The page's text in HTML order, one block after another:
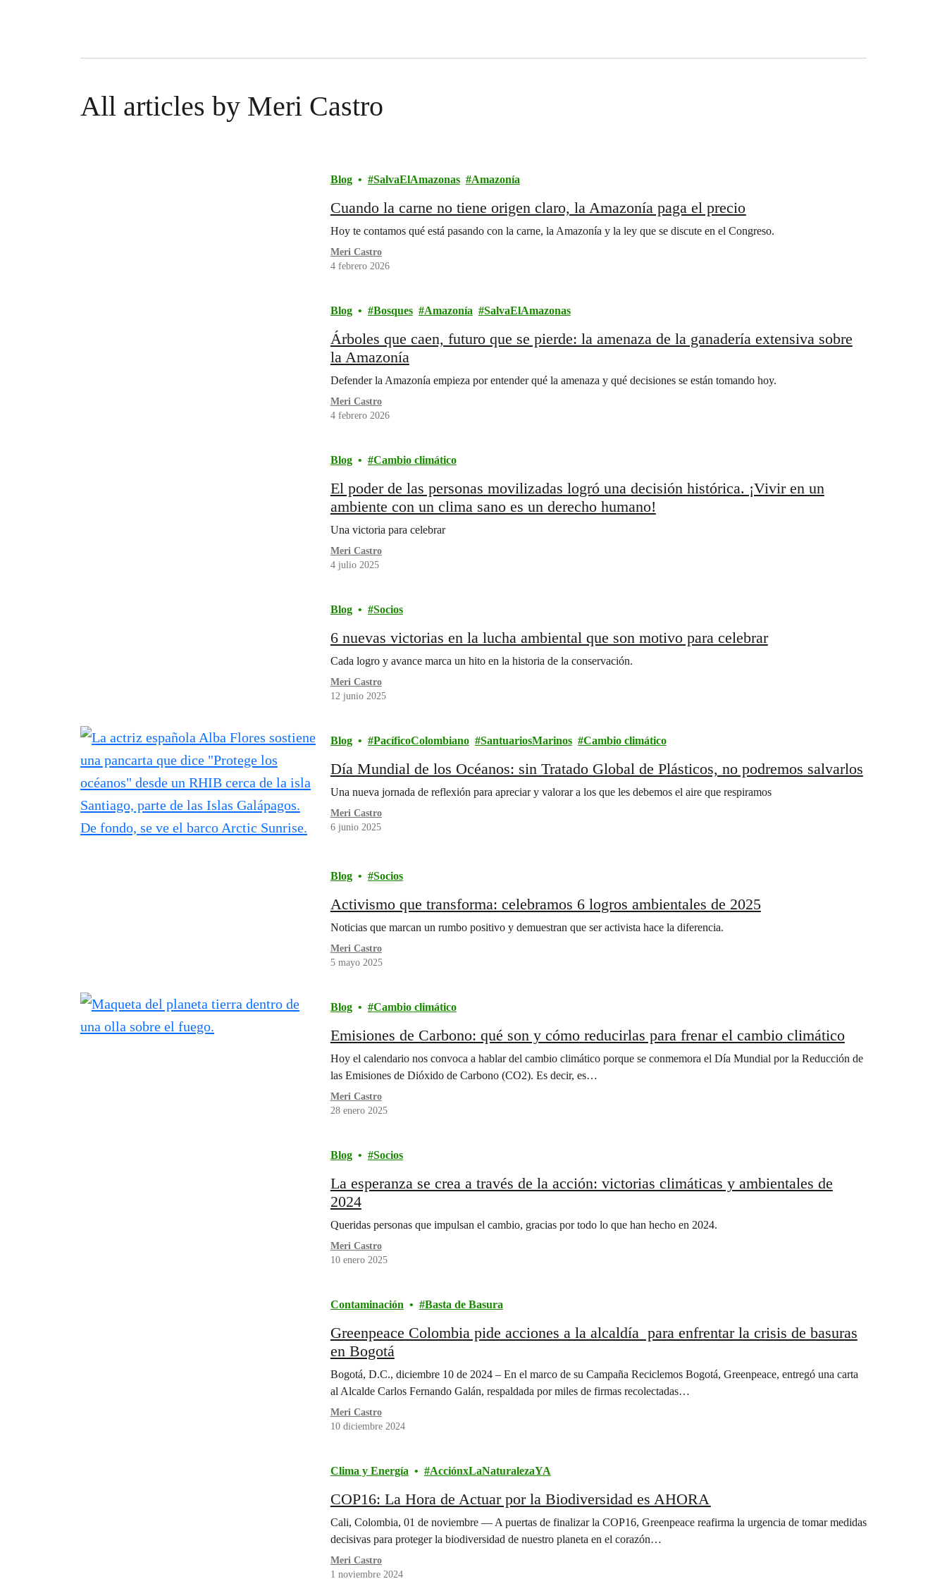
All articles by Meri Castro
Blog SalvaElAmazonas Amazonía
Cuando la carne no tiene origen claro, la Amazonía paga el precio
Hoy te contamos qué está pasando con la carne, la Amazonía y la ley que se discute en el Congreso.
Meri Castro
4 febrero 2026
Blog Bosques Amazonía SalvaElAmazonas
Árboles que caen, futuro que se pierde: la amenaza de la ganadería extensiva sobre
la Amazonía
Defender la Amazonía empieza por entender qué la amenaza y qué decisiones se están tomando hoy.
Meri Castro
4 febrero 2026
Blog Cambio climático
El poder de las personas movilizadas logró una decisión histórica. ¡Vivir en un
ambiente con un clima sano es un derecho humano!
Una victoria para celebrar
Meri Castro
4 julio 2025
Blog Socios
6 nuevas victorias en la lucha ambiental que son motivo para celebrar
Cada logro y avance marca un hito en la historia de la conservación.
Meri Castro
12 junio 2025
Blog PacíficoColombiano SantuariosMarinos Cambio climático
Día Mundial de los Océanos: sin Tratado Global de Plásticos, no podremos salvarlos
Una nueva jornada de reflexión para apreciar y valorar a los que les debemos el aire que respiramos
Meri Castro
6 junio 2025
Blog Socios
Activismo que transforma: celebramos 6 logros ambientales de 2025
Noticias que marcan un rumbo positivo y demuestran que ser activista hace la diferencia.
Meri Castro
5 mayo 2025
Blog Cambio climático
Emisiones de Carbono: qué son y cómo reducirlas para frenar el cambio climático
Hoy el calendario nos convoca a hablar del cambio climático porque se conmemora el Día Mundial por la Reducción de
las Emisiones de Dióxido de Carbono (CO2). Es decir, es…
Meri Castro
28 enero 2025
Blog Socios
La esperanza se crea a través de la acción: victorias climáticas y ambientales de
2024
Queridas personas que impulsan el cambio, gracias por todo lo que han hecho en 2024.
Meri Castro
10 enero 2025
Contaminación Basta de Basura
Greenpeace Colombia pide acciones a la alcaldía para enfrentar la crisis de basuras
en Bogotá
Bogotá, D.C., diciembre 10 de 2024 – En el marco de su Campaña Reciclemos Bogotá, Greenpeace, entregó una carta
al Alcalde Carlos Fernando Galán, respaldada por miles de firmas recolectadas…
Meri Castro
10 diciembre 2024
Clima y Energía AcciónxLaNaturalezaYA
COP16: La Hora de Actuar por la Biodiversidad es AHORA
Cali, Colombia, 01 de noviembre — A puertas de finalizar la COP16, Greenpeace reafirma la urgencia de tomar medidas
decisivas para proteger la biodiversidad de nuestro planeta en el corazón…
Meri Castro
1 noviembre 2024